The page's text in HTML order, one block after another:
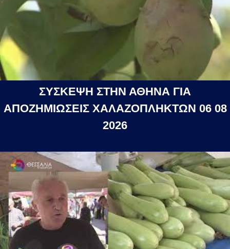
ΣΥΣΚΕΨΗ ΣΤΗΝ ΑΘΗΝΑ ΓΙΑ
ΑΠΟΖΗΜΙΩΣΕΙΣ ΧΑΛΑΖΟΠΛΗΚΤΩΝ 06 08
2026